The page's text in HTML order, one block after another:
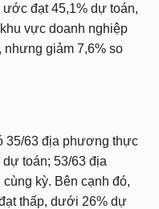
đạt 45,1% dự toán,
vực doanh nghiệp
giảm 7,6% so
35/63 địa phương thực
dự toán; 53/63 địa
kỳ. Bên cạnh đó,
thấp, dưới 26% dự